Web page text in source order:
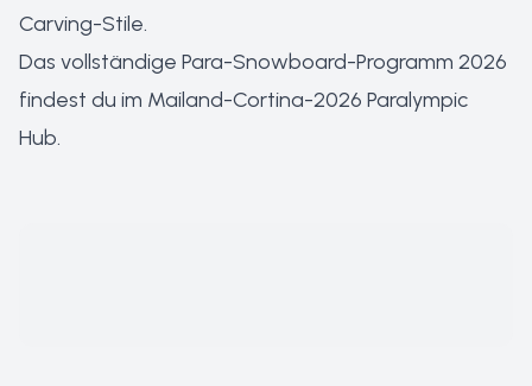
Carving-Stile.
Das vollständige Para-Snowboard-Programm 2026
findest du im Mailand-Cortina-2026 Paralympic
Hub.